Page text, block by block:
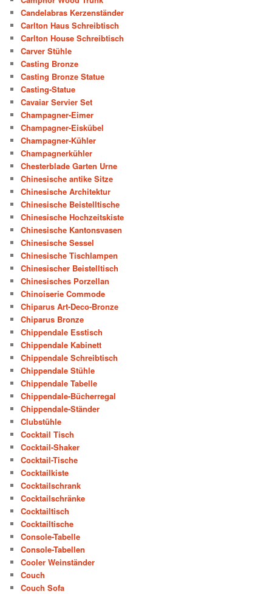
Candelabras Kerzenständer
Carlton Haus Schreibtisch
Carlton House Schreibtisch
Carver Stühle
Casting Bronze
Casting Bronze Statue
Casting-Statue
Cavaiar Servier Set
Champagner-Eimer
Champagner-Eiskübel
Champagner-Kühler
Champagnerkühler
Chesterblade Garten Urne
Chinesische antike Sitze
Chinesische Architektur
Chinesische Beistelltische
Chinesische Hochzeitskiste
Chinesische Kantonsvasen
Chinesische Sessel
Chinesische Tischlampen
Chinesischer Beistelltisch
Chinesisches Porzellan
Chinoiserie Commode
Chiparus Art-Deco-Bronze
Chiparus Bronze
Chippendale Esstisch
Chippendale Kabinett
Chippendale Schreibtisch
Chippendale Stühle
Chippendale Tabelle
Chippendale-Bücherregal
Chippendale-Ständer
Clubstühle
Cocktail Tisch
Cocktail-Shaker
Cocktail-Tische
Cocktailkiste
Cocktailschrank
Cocktailschränke
Cocktailtisch
Cocktailtische
Console-Tabelle
Console-Tabellen
Cooler Weinständer
Couch
Couch Sofa